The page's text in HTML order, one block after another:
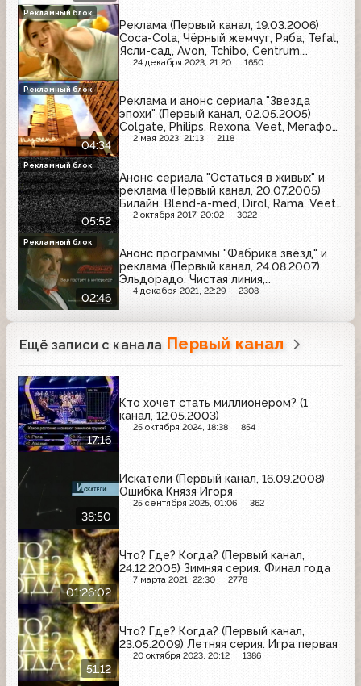
Реклама (Первый канал, 19.03.2006)
Coca-Cola, Чёрный жемчуг, Ряба, Tefal,
Ясли-сад, Avon, Tchibo, Centrum,
Весёлый молочник, Снежная королева,
24 декабря 2023, 21:20 1650
Рекламный блок
04:34
Реклама и анонс сериала "Звезда
эпохи" (Первый канал, 02.05.2005)
Colgate, Philips, Rexona, Veet, Мегафон,
МТС
2 мая 2023, 21:13 2118
Рекламный блок
05:52
Анонс сериала "Остаться в живых" и
реклама (Первый канал, 20.07.2005)
Билайн, Blend-a-med, Dirol, Rama, Veet,
Роллтон, Pantene
2 октября 2017, 20:02 3022
Рекламный блок
02:46
Анонс программы "Фабрика звёзд" и
реклама (Первый канал, 24.08.2007)
Эльдорадо, Чистая линия,
Перекрёсток, Мир, Ikea, Русский
4 декабря 2021, 22:29 2308
Рекламный блок
Ещё записи с канала Первый канал
17:16
Кто хочет стать миллионером? (1
канал, 12.05.2003)
25 октября 2024, 18:38 854
38:50
Искатели (Первый канал, 16.09.2008)
Ошибка Князя Игоря
25 сентября 2025, 01:06 362
01:26:02
Что? Где? Когда? (Первый канал,
24.12.2005) Зимняя серия. Финал года
7 марта 2021, 22:30 2778
51:12
Что? Где? Когда? (Первый канал,
23.05.2009) Летняя серия. Игра первая
20 октября 2023, 20:12 1386